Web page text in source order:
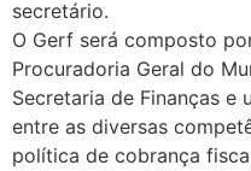
secretário.
O Gerf será composto
Procuradoria Geral do
Secretaria de Finanças e
entre as diversas
política de cobrança